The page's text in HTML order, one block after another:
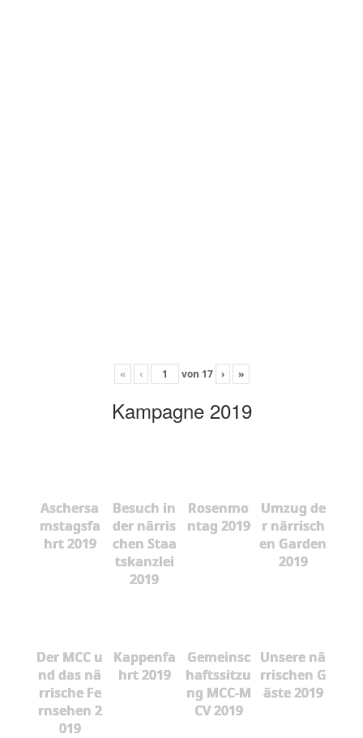
« ‹ von 17 › »
Kampagne 2019
Aschersa
mstagsfa
hrt 2019
Besuch in
der närris
chen Staa
tskanzlei
2019
Rosenmo
ntag 2019
Umzug de
r närrisch
en Garden
2019
Der MCC u
nd das nä
rrische Fe
rnsehen 2
019
Kappenfa
hrt 2019
Gemeinsc
haftssitzu
ng MCC-M
CV 2019
Unsere nä
rrischen G
äste 2019